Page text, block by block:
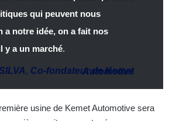
qui peuvent nous
a notre idée, on a fait nos
y a un marché.
, Co-fondateur de Kemet Automotive
usine de Kemet Automotive sera